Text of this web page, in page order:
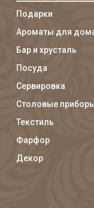
Подарки
Ароматы для
Бар и хрусталь
Посуда
Сервировка
Столовые
Текстиль
Фарфор
Декор